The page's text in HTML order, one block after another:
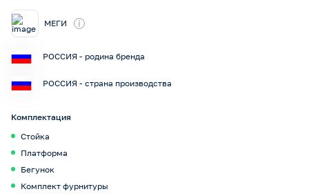
МЕГИ i
РОССИЯ - родина бренда
РОССИЯ - страна производства
Комплектация
Стойка
Платформа
Бегунок
Комплект фурнитуры